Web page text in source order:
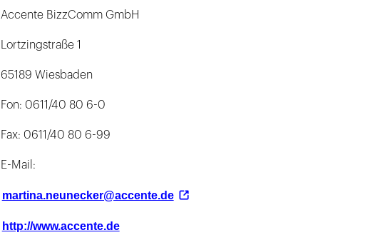
Accente BizzComm GmbH
Lortzingstraße 1
65189 Wiesbaden
Fon: 0611/40 80 6-0
Fax: 0611/40 80 6-99
E-Mail:
martina.neunecker@accente.de
http://www.accente.de